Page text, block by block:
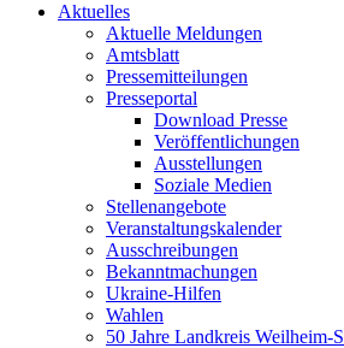
Aktuelles
Aktuelle Meldungen
Amtsblatt
Pressemitteilungen
Presseportal
Download Presse
Veröffentlichungen
Ausstellungen
Soziale Medien
Stellenangebote
Veranstaltungskalender
Ausschreibungen
Bekanntmachungen
Ukraine-Hilfen
Wahlen
50 Jahre Landkreis Weilheim-